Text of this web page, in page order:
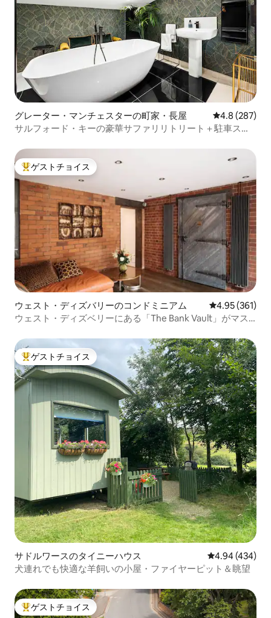
グレーター・マンチェスターの町家・長屋 レビュー287
4.8 (287)
サルフォード・キーの豪華サファリリトリート＋駐車スペ
大好評のゲストチョイスです。
ゲストチョイス
ウェスト・ディズバリーのコンドミニアム レビュー361
4.95 (361)
ウェスト・ディズベリーにある「The Bank Vault」がマス
大好評のゲストチョイスです。
ゲストチョイス
サドルワースのタイニーハウス レビュー434
4.94 (434)
犬連れでも快適な羊飼いの小屋・ファイヤーピット＆眺望
大好評のゲストチョイスです。
ゲストチョイス